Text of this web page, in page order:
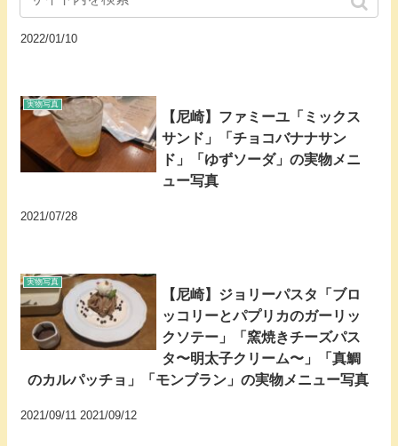
2022/01/10
実物写真
【尼崎】ファミーユ「ミックス
サンド」「チョコバナナサン
ド」「ゆずソーダ」の実物メニ
ュー写真
2021/07/28
実物写真
【尼崎】ジョリーパスタ「ブロ
ッコリーとパプリカのガーリッ
クソテー」「窯焼きチーズパス
タ〜明太子クリーム〜」「真鯛
のカルパッチョ」「モンブラン」の実物メニュー写真
2021/09/11 2021/09/12